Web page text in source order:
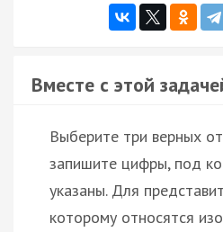
Вместе с этой
Выберите три верных
запишите цифры, под
указаны. Для
которому относятся